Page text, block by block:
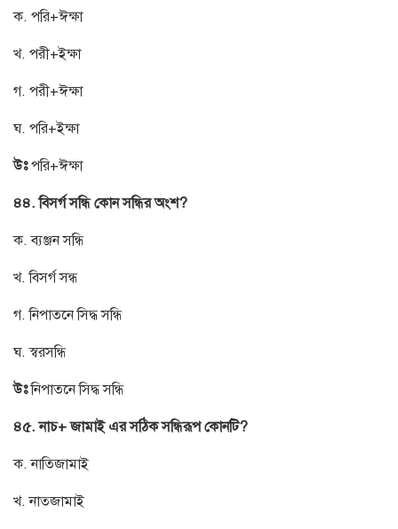
ক. পরি+ঈক্ষা
খ. পরী+ইক্ষা
গ. পরী+ঈক্ষা
ঘ. পরি+ইক্ষা
উঃপরি+ঈক্ষা
৪৪. বিসর্গ সন্ধি কোন সন্ধির অংশ?
ক. ব্যঞ্জন সন্ধি
খ. বিসর্গ সন্ধ
গ. নিপাতনে সিদ্ধ সন্ধি
ঘ. স্বরসন্ধি
উঃনিপাতনে সিদ্ধ সন্ধি
৪৫. নাচ+ জামাই এর সঠিক সন্ধিরূপ কোনটি?
ক. নাতিজামাই
খ. নাত্জামাই